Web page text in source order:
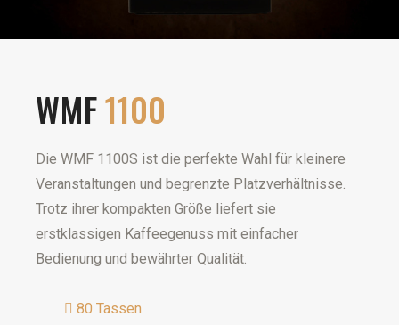
WMF1100
Die WMF 1100S ist die perfekte Wahl für kleinere
Veranstaltungen und begrenzte Platzverhältnisse.
Trotz ihrer kompakten Größe liefert sie
erstklassigen Kaffeegenuss mit einfacher
Bedienung und bewährter Qualität.
80 Tassen